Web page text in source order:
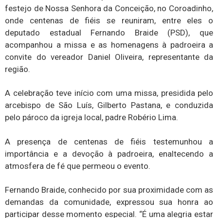
festejo de Nossa Senhora da Conceição, no Coroadinho,
onde centenas de fiéis se reuniram, entre eles o
deputado estadual Fernando Braide (PSD), que
acompanhou a missa e as homenagens à padroeira a
convite do vereador Daniel Oliveira, representante da
região.
A celebração teve início com uma missa, presidida pelo
arcebispo de São Luís, Gilberto Pastana, e conduzida
pelo pároco da igreja local, padre Robério Lima.
A presença de centenas de fiéis testemunhou a
importância e a devoção à padroeira, enaltecendo a
atmosfera de fé que permeou o evento.
Fernando Braide, conhecido por sua proximidade com as
demandas da comunidade, expressou sua honra ao
participar desse momento especial. “É uma alegria estar